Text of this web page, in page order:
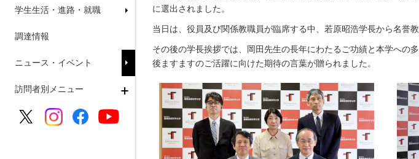
学生生活・進路・就職
調達情報
ニュース・イベント
訪問者別メニュー
に選出されました。
当日は、役員及び関係教職員が臨席する中、若原昭浩学長から名誉
その後の学長挨拶では、岡田先生の長年にわたるご功績と本学への
後ますますのご活躍に向けた期待の言葉が贈られました。